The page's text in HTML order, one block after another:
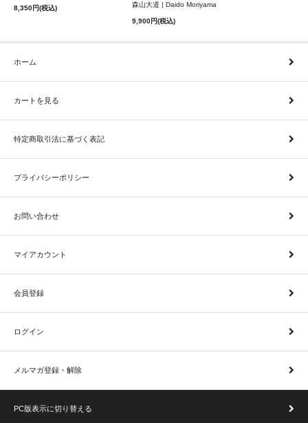
8,350円(税込)
森山大道 | Daido Moriyama
9,900円(税込)
ホーム
カートを見る
特定商取引法に基づく表記
プライバシーポリシー
お問い合わせ
マイアカウント
会員登録
ログイン
メルマガ登録・解除
PC版表示に切り替える